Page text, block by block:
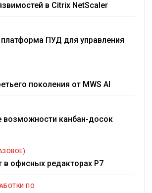
в Citrix NetScaler
ПУД для управления
поколения от MWS AI
возможности канбан-досок
в офисных редакторах Р7
ПО